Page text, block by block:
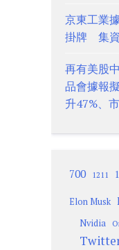
京東工業
掛牌 集
再有美股
品會據報
升47%、
700 1211
Elon Musk
Nvidia